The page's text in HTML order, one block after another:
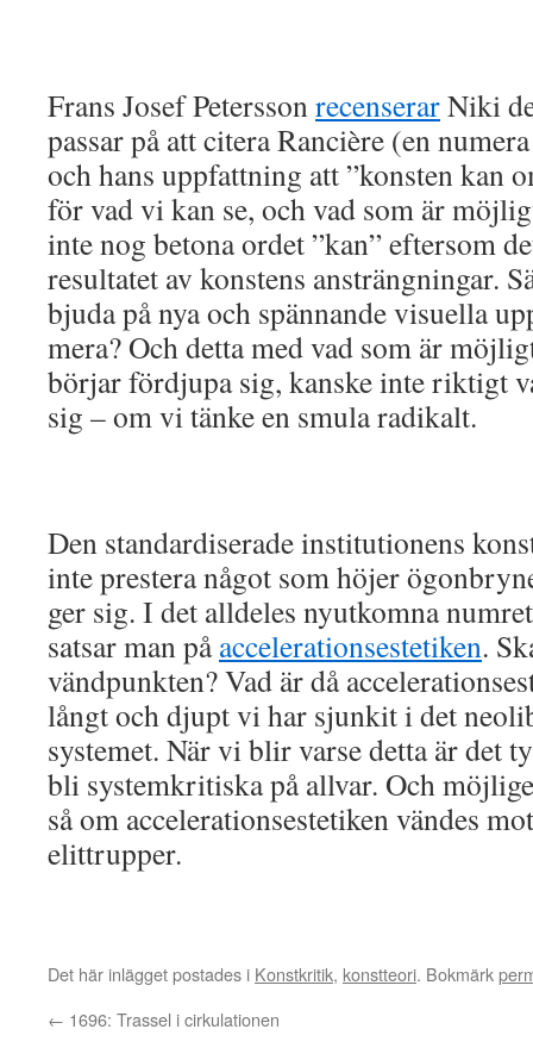
Frans Josef PeterssonrecenserarNiki
passar på att citera Rancière (en
och hans uppfattning att ”konsten kan
för vad vi kan se, och vad som är
inte nog betona ordet ”kan” eftersom
resultatet av konstens ansträngningar.
bjuda på nya och spännande visuella
mera? Och detta med vad som är
börjar fördjupa sig, kanske inte riktigt
sig – om vi tänke en smula radikalt.
Den standardiserade institutionens
inte prestera något som höjer
ger sig. I det alldeles nyutkomna
satsar man påaccelerationsestetiken.
vändpunkten? Vad är då
långt och djupt vi har sjunkit i det
systemet. När vi blir varse detta är det
bli systemkritiska på allvar. Och
så om accelerationsestetiken vändes
elittrupper.
Det här inlägget postades i Konstkritik, konstteori. Bokmärk
← 1696: Trassel i cirkulationen